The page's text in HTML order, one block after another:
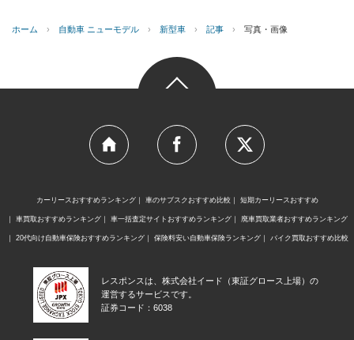
ホーム › 自動車 ニューモデル › 新型車 › 記事 › 写真・画像
カーリースおすすめランキング 車のサブスクおすすめ比較 短期カーリースおすすめ
車買取おすすめランキング 車一括査定サイトおすすめランキング 廃車買取業者おすすめランキング
20代向け自動車保険おすすめランキング 保険料安い自動車保険ランキング バイク買取おすすめ比較
レスポンスは、株式会社イード（東証グロース上場）の
運営するサービスです。
証券コード：6038